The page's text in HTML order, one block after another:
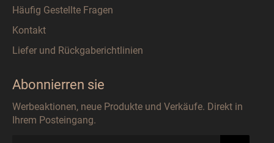
Häufig Gestellte Fragen
Kontakt
Liefer und Rückgaberichtlinien
Abonnierren sie
Werbeaktionen, neue Produkte und Verkäufe. Direkt in
Ihrem Posteingang.